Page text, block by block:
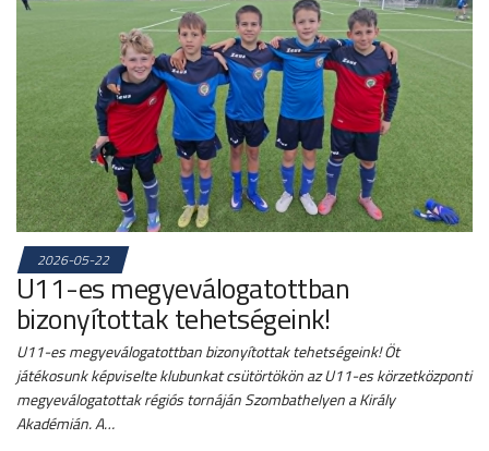
2026-05-22
U11-es megyeválogatottban
bizonyítottak tehetségeink!
U11-es megyeválogatottban bizonyítottak tehetségeink! Öt
játékosunk képviselte klubunkat csütörtökön az U11-es körzetközponti
megyeválogatottak régiós tornáján Szombathelyen a Király
Akadémián. A…